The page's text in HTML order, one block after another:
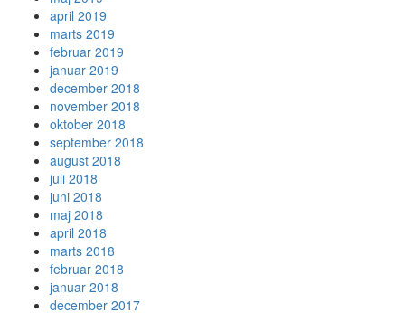
april 2019
marts 2019
februar 2019
januar 2019
december 2018
november 2018
oktober 2018
september 2018
august 2018
juli 2018
juni 2018
maj 2018
april 2018
marts 2018
februar 2018
januar 2018
december 2017